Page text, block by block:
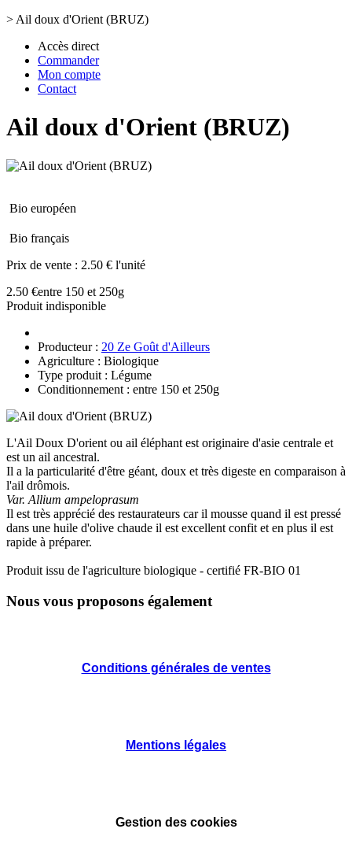
> Ail doux d'Orient (BRUZ)
Accès direct
Commander
Mon compte
Contact
Ail doux d'Orient (BRUZ)
Bio européen
Bio français
Prix de vente : 2.50 € l'unité
2.50 €entre 150 et 250g
Produit indisponible
Producteur : 20 Ze Goût d'Ailleurs
Agriculture : Biologique
Type produit : Légume
Conditionnement : entre 150 et 250g
L'Ail Doux D'orient ou ail éléphant est originaire d'asie centrale et
est un ail ancestral.
Il a la particularité d'être géant, doux et très digeste en comparaison à
l'ail drômois.
Var. Allium ampeloprasum
Il est très apprécié des restaurateurs car il mousse quand il est pressé
dans une huile d'olive chaude il est excellent confit et en plus il est
rapide à préparer.
Produit issu de l'agriculture biologique - certifié FR-BIO 01
Nous vous proposons également
Conditions générales de ventes
Mentions légales
Gestion des cookies